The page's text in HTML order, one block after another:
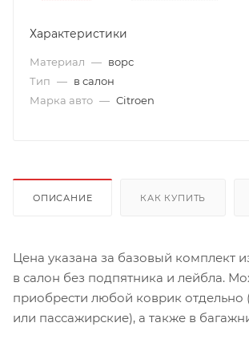
Характеристики
Материал — ворс
Тип — в салон
Марка авто — Citroen
ОПИСАНИЕ КАК КУПИТЬ
Цена указана за базовый комплект
в салон без подпятника и лейбла.
приобрести любой коврик отдельно
или пассажирские), а также в